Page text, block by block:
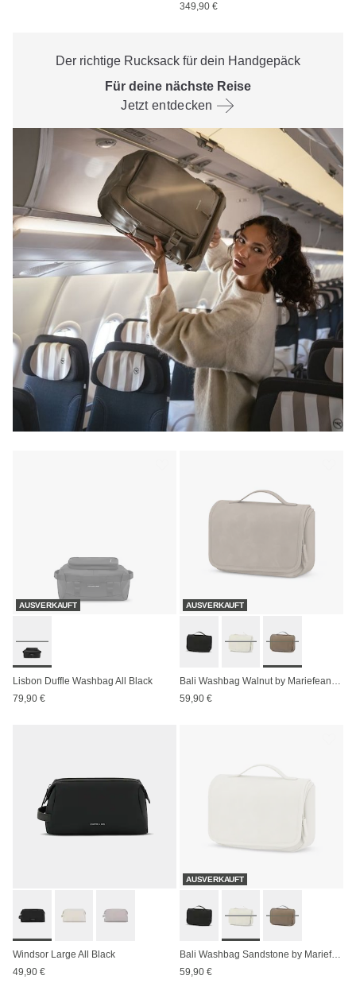
349,90 €
Der richtige Rucksack für dein Handgepäck
Für deine nächste Reise
Jetzt entdecken
AUSVERKAUFT
Lisbon Duffle Washbag All Black
79,90 €
AUSVERKAUFT
59,90 €
Windsor Large All Black
49,90 €
AUSVERKAUFT
Bali Washbag Sandstone by Mariefeandjakesnow
59,90 €